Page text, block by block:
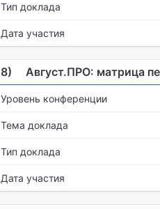
Тип доклада
Дата участия
8) Август.ПРО: матрица
Уровень конференции
Тема доклада
Тип доклада
Дата участия